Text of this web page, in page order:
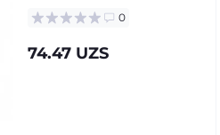
0
74.47 UZS